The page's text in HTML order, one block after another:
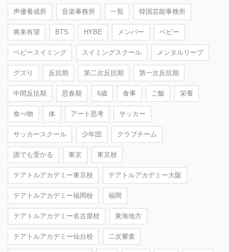
声優養成所 音楽事務所 一覧 韓国芸能事務所
将来有望 BTS HYBE メンバー ベビー
ベビースイミング スイミングスクール メンタルリープ
グズり 反抗期 第二次反抗期 第一次反抗期
中間反抗期 思春期 6歳 食事 ご飯 栄養
食べ物 体 アート思考 サッカー
サッカースクール 少年団 クラブチーム
誰でも受かる 東京 東京校
テアトルアカデミー東京校 テアトルアカデミー大阪
テアトルアカデミー福岡校 福岡
テアトルアカデミー名古屋校 東海地方
テアトルアカデミー仙台校 二次審査